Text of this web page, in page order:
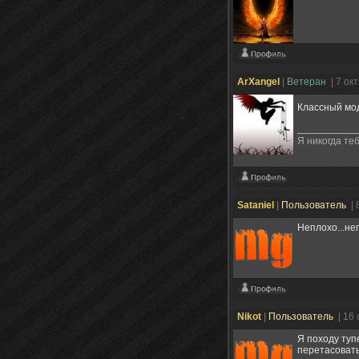
ArXangel Ветеран | 7
Классный
Я никогда
Sataniel Пользователь
|
Nikot Пользователь
|
Я походу